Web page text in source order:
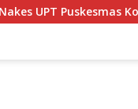
Bantaeng Pantau